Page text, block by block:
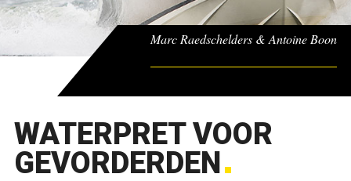
Marc Raedschelders & Antoine Boon
WATERPRET VOOR
GEVORDERDEN